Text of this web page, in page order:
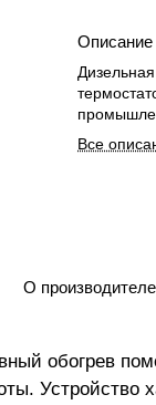
Описание
Все
О производителе
обогрев